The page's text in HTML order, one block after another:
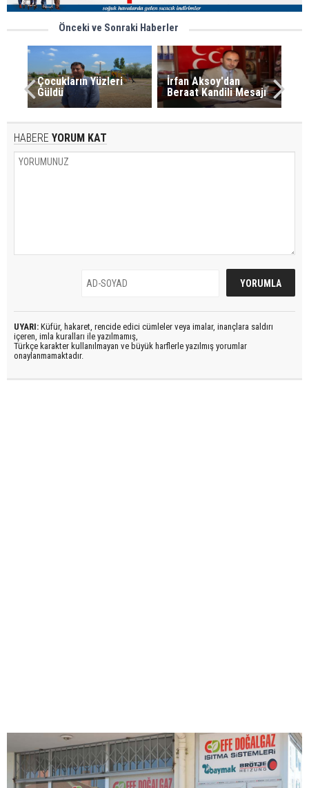
Önceki ve Sonraki Haberler
Çocukların Yüzleri
Güldü
İrfan Aksoy'dan
Beraat Kandili Mesajı
HABERE YORUM KAT
UYARI: Küfür, hakaret, rencide edici cümleler veya imalar, inançlara saldırı
içeren, imla kuralları ile yazılmamış,
Türkçe karakter kullanılmayan ve büyük harflerle yazılmış yorumlar
onaylanmamaktadır.